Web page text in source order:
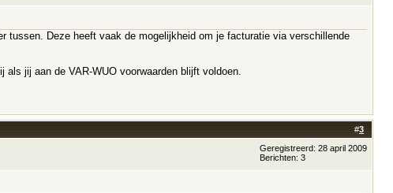
tussen. Deze heeft vaak de mogelijkheid om je facturatie via verschillende
jij aan de VAR-WUO voorwaarden blijft voldoen.
#3
Geregistreerd: 28 april 2009
Berichten: 3